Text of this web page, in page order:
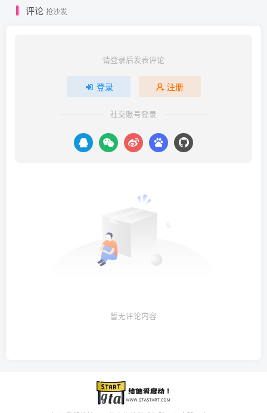
评论 抢沙发
请登录后发表评论
登录 注册
社交账号登录
暂无评论内容